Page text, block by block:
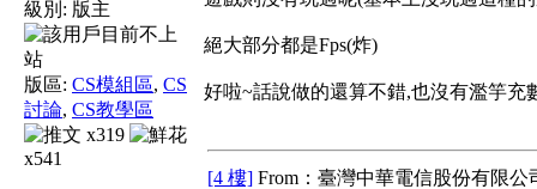
級別: 版主
版區: CS模組區, CS
討論, CS教學區
x319
x541
絕大部分都是Fps(炸)
好啦~話說做的還算不錯,也沒有濫竽充
[4 樓] From：臺灣中華電信股份有限公